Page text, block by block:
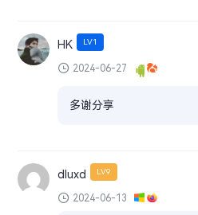
HK LV1
2024-06-27
多谢分享
dluxd LV9
2024-06-13